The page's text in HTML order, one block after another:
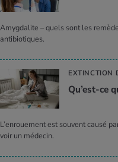
Amygdalite – quels sont les
antibiotiques.
EXTINCTION
Qu’est-ce
L’enrouement est souvent causé
voir un médecin.